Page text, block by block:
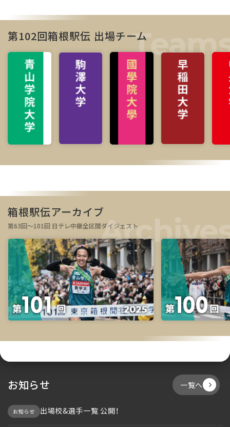
第102回箱根駅伝 出場チーム
箱根駅伝アーカイブ
第63回～101回 日テレ中継全区間ダイジェスト
お知らせ 一覧へ
お知らせ 出場校&選手一覧 公開！